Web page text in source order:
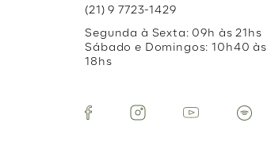
(21) 9 7723-1429
Segunda à Sexta: 09h às 21hs
Sábado e Domingos: 10h40 às
18hs